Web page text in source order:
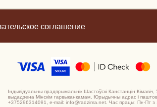
соглашение
Індывідуальны прадпрымальнік Шастоўскі Канстанцін
выдадзена Мінскім гарвыканкамам. Юрыдычны адрас і
+375296314091, e-mail: info@radzima.net. Час працы: Пн-Пт з